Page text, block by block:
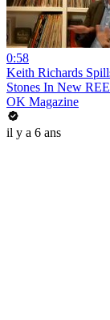
0:58
Keith Richards
Stones In New
OK Magazine
il y a 6 ans